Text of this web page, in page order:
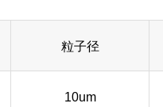
粒子径
10um